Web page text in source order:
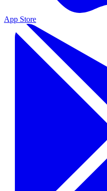
App Store